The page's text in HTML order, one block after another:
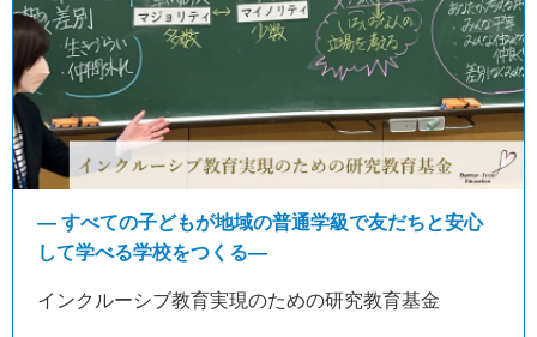
― すべての子どもが地域の普通学級で友だちと安心
して学べる学校をつくる―
インクルーシブ教育実現のための研究教育基金